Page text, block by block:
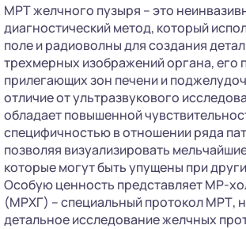
МРТ желчного пузыря – это
диагностический метод, который
поле и радиоволны для создания
трехмерных изображений органа, его
прилегающих зон печени и
отличие от ультразвукового
обладает повышенной
специфичностью в отношении ряда
позволяя визуализировать
которые могут быть упущены при
Особую ценность представляет МР-
(МРХГ) – специальный протокол МРТ,
детальное исследование желчных